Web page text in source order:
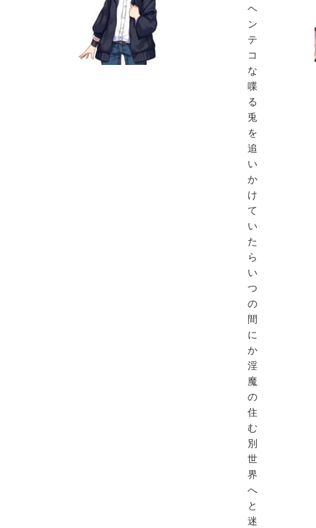
ヘ
ン
テ
コ
な
喋
る
兎
を
追
い
か
け
て
い
た
ら
い
つ
の
間
に
か
淫
魔
の
住
む
別
世
界
へ
と
迷